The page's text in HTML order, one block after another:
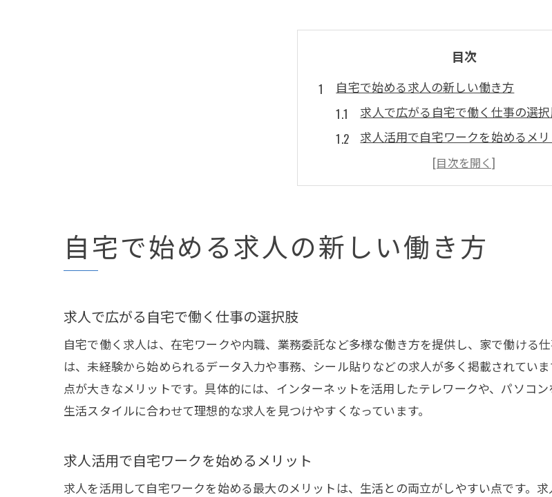
目次
自宅で始める求人の新しい働き方
求人で広がる自宅で働く仕事の選
求人活用で自宅ワークを始めるメ
家で出来る仕事人気ベスト10と求人
ハローワークやネット求人で探す
未経験から求人で叶える在宅ワーク
未経験歓迎の求人で在宅ワークに挑
求人情報で知る未経験向け在宅ワ
求人で叶う自宅ワークの初めてガ
家事と両立できる求人の探し方
求人選びで家事と仕事を両立する工
求人で分かるスキマ時間活用の仕
自宅で始める求人の新しい働き方
求人で広がる自宅で働く仕事の選択肢
自宅で働く求人は、在宅ワークや内職、業務委託など多様な働き方を提供し、家で働ける
は、未経験から始められるデータ入力や事務、シール貼りなどの求人が多く掲載されてい
点が大きなメリットです。具体的には、インターネットを活用したテレワークや、パソコ
生活スタイルに合わせて理想的な求人を見つけやすくなっています。
求人活用で自宅ワークを始めるメリット
求人を活用して自宅ワークを始める最大のメリットは、生活との両立がしやすい点です。